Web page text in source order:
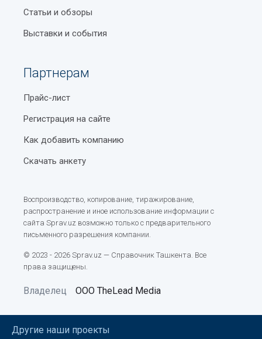
Статьи и обзоры
Выставки и события
Партнерам
Прайс-лист
Регистрация на сайте
Как добавить компанию
Скачать анкету
Воспроизводство, копирование, тиражирование,
распространение и иное использование информации с
сайта Sprav.uz возможно только с предварительного
письменного разрешения компании.
© 2023 - 2026 Sprav.uz — Справочник Ташкента. Все
права защищены.
Владелец ООО TheLead Media
Другие наши проекты